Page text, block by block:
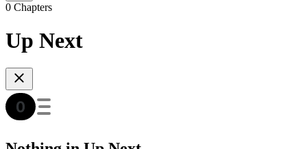
0 Chapters
Up Next